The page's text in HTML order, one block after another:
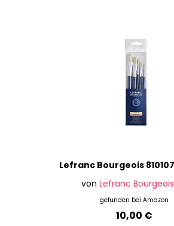
von Lefranc Bourgeois
gefunden bei Amazon
10,00 €